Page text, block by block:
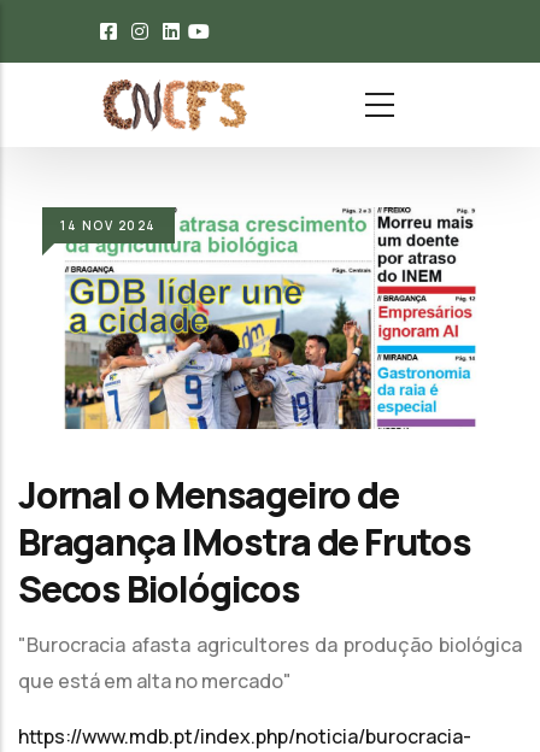
Passar para o conteúdo principal
14 NOV 2024
Jornal o Mensageiro de
Bragança |Mostra de Frutos
Secos Biológicos
"Burocracia afasta agricultores da produção biológica
que está em alta no mercado"
https://www.mdb.pt/index.php/noticia/burocracia-